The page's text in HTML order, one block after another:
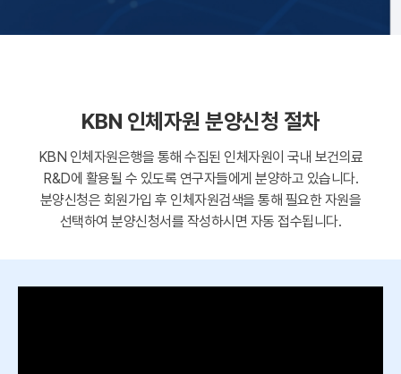
KBN 인체자원 분양신청 절차
KBN 인체자원은행을 통해 수집된 인체자원이 국내 보건의료
R&D에 활용될 수 있도록 연구자들에게 분양하고 있습니다.
분양신청은 회원가입 후 인체자원검색을 통해 필요한 자원을
선택하여 분양신청서를 작성하시면 자동 접수됩니다.